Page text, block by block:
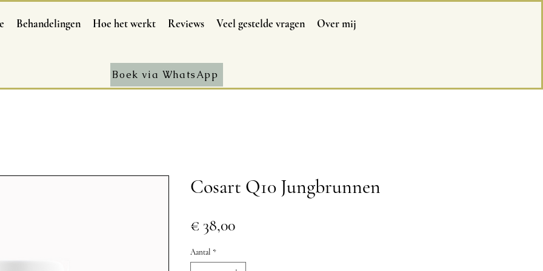
Behandelingen Hoe het werkt Reviews Veel gestelde vragen Over mij
Boek via WhatsApp
Cosart Q10 Jungbrunnen
€ 38,00Prijs
Aantal *